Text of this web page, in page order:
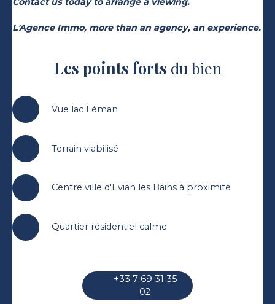
L'Agence Immo, more than an agency, an experience.
Les points forts du bien
Vue lac Léman
Terrain viabilisé
Centre ville d'Evian les Bains à proximité
Quartier résidentiel calme
+33 7 69 31 35
02